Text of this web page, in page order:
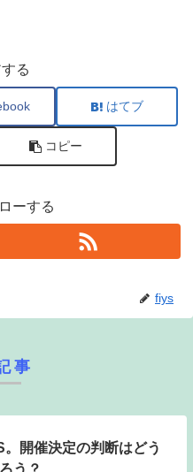
る
はてブ
コピー
ーする
fiys
事
。開催決定の判断はどう
う？